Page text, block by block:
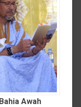
Bahia Awah